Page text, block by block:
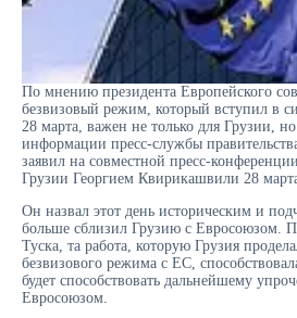
По мнению президента Европейского
безвизовый режим, который вступил в
28 марта, важен не только для Грузии,
информации пресс-службы
заявил на совместной пресс-
Грузии Георгием Квирикашвили 28
Он назвал этот день историческим и
больше сблизил Грузию с Евросоюзом.
Туска, та работа, которую Грузия
безвизового режима с ЕС,
будет способствовать дальнейшему
Евросоюзом.